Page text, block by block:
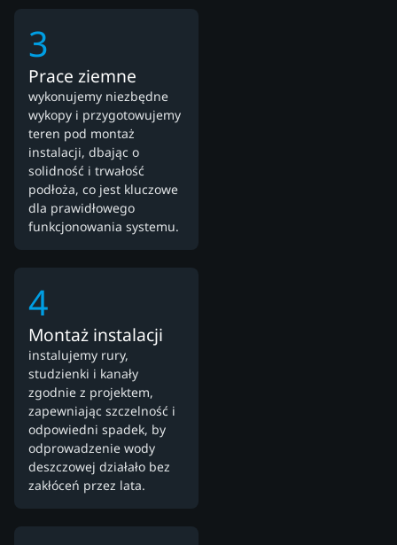
3
Prace ziemne
wykonujemy niezbędne
wykopy i przygotowujemy
teren pod montaż
instalacji, dbając o
solidność i trwałość
podłoża, co jest kluczowe
dla prawidłowego
funkcjonowania systemu.
4
Montaż instalacji
instalujemy rury,
studzienki i kanały
zgodnie z projektem,
zapewniając szczelność i
odpowiedni spadek, by
odprowadzenie wody
deszczowej działało bez
zakłóceń przez lata.